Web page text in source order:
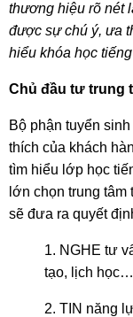
thương hiệu rõ nét
được sự chú ý, ưa
hiểu khóa học
Chủ đầu tư trung
Bộ phận tuyển
thích của khách
tìm hiểu lớp học
lớn chọn trung
sẽ đưa ra quyết
1. NGHE tư
tạo, lịch học…
2. TIN năng